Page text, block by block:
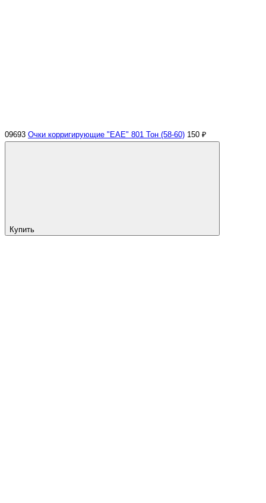
09693 Очки корригирующие "ЕАЕ" 801 Тон (58-60) 150 ₽
Купить